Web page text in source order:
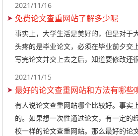
2021/11/16
免费论文查重网站了解多少呢
事实上，大学生活是美好的，但是对于
头疼的是毕业论文，必须在毕业前夕交
写完论文并交上去之后，知道要修改还
2021/11/15
最好的论文查重网站和方法有哪些
有人说论文查重网站哪个比较好。事实
的。如果想一次性通过论文，有一定的
校一样的论文查重网站。那么最好的论